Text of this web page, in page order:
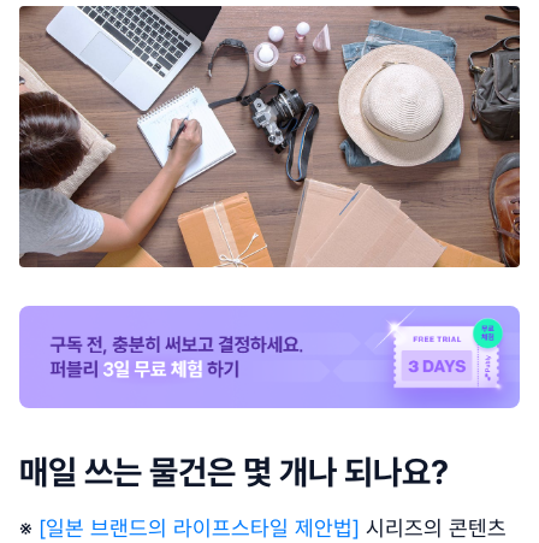
매일 쓰는 물건은 몇 개나 되나요?
※ [일본 브랜드의 라이프스타일 제안법] 시리즈의 콘텐츠